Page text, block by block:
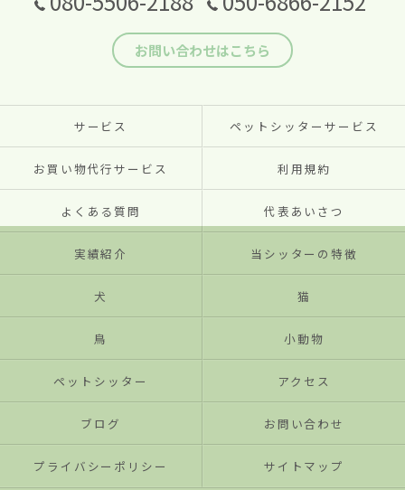
お問い合わせはこちら
サービス ペットシッターサービス
お買い物代行サービス 利用規約
よくある質問 代表あいさつ
実績紹介 当シッターの特徴
犬 猫
鳥 小動物
ペットシッター アクセス
ブログ お問い合わせ
プライバシーポリシー サイトマップ